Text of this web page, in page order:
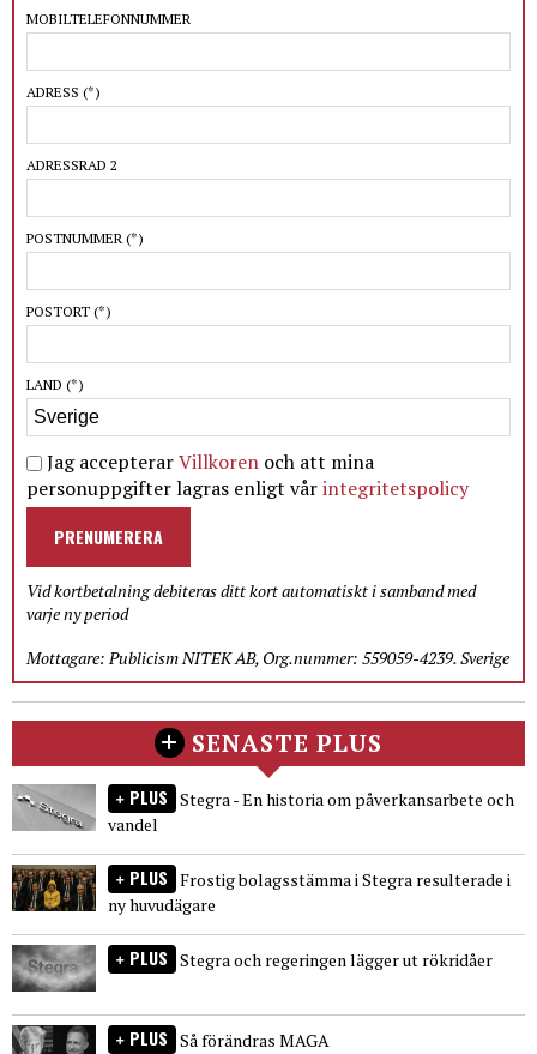
MOBILTELEFONNUMMER
ADRESS (*)
ADRESSRAD 2
POSTNUMMER (*)
POSTORT (*)
LAND (*)
Jag accepterarVillkoren och att mina
personuppgifter lagras enligt vårintegritetspolicy
PRENUMERERA
Vid kortbetalning debiteras ditt kort automatiskt i samband med
varje ny period
Mottagare: Publicism NITEK AB, Org.nummer: 559059-4239. Sverige
SENASTE PLUS
PLUS Stegra - En historia om påverkansarbete och
vandel
PLUS Frostig bolagsstämma i Stegra resulterade i
ny huvudägare
PLUS Stegra och regeringen lägger ut rökridåer
PLUS Så förändras MAGA